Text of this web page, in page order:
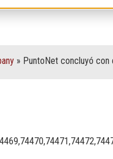
» PuntoNet concluyó con